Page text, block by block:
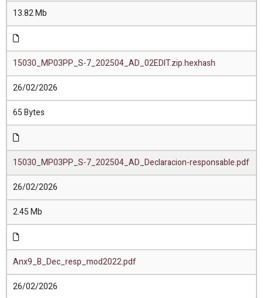
13.82 Mb
15030_MP03PP_S-7_202504_AD_02EDIT.zip.hexhash
26/02/2026
65 Bytes
15030_MP03PP_S-7_202504_AD_Declaracion-responsable.pdf
26/02/2026
2.45 Mb
Anx9_B_Dec_resp_mod2022.pdf
26/02/2026